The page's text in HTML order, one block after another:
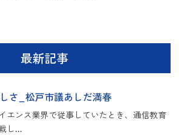
最新記事
さ_松戸市議あしだ満春
エンス業界で従事していたとき、通信教育
し...